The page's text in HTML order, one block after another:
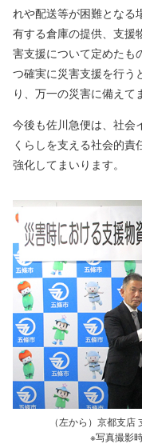
れや配送等が困難となる
有する倉庫の提供、支援
害支援について定めたも
つ確実に災害支援を行う
り、万一の災害に備えて
今後も佐川急便は、社会
くらしを支える社会的
強化してまいります。
（左から）京都支
※写真撮影